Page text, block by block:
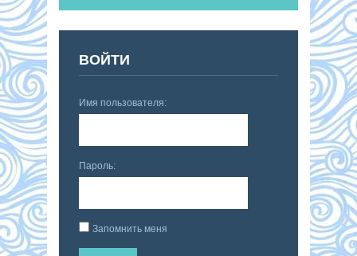
ВОЙТИ
Имя пользователя:
Пароль:
Запомнить меня